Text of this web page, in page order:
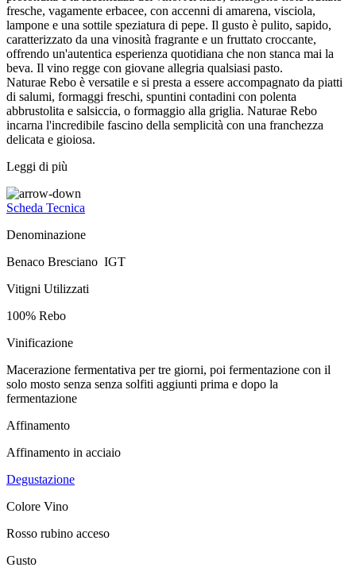
fresche, vagamente erbacee, con accenni di amarena, visciola,
lampone e una sottile speziatura di pepe. Il gusto è pulito, sapido,
caratterizzato da una vinosità fragrante e un fruttato croccante,
offrendo un'autentica esperienza quotidiana che non stanca mai la
beva. Il vino regge con giovane allegria qualsiasi pasto.
Naturae Rebo è versatile e si presta a essere accompagnato da piatti
di salumi, formaggi freschi, spuntini contadini con polenta
abbrustolita e salsiccia, o formaggio alla griglia. Naturae Rebo
incarna l'incredibile fascino della semplicità con una franchezza
delicata e gioiosa.
Leggi di più
Scheda Tecnica
Denominazione
Benaco Bresciano IGT
Vitigni Utilizzati
100% Rebo
Vinificazione
Macerazione fermentativa per tre giorni, poi fermentazione con il
solo mosto senza senza solfiti aggiunti prima e dopo la
fermentazione
Affinamento
Affinamento in acciaio
Degustazione
Colore Vino
Rosso rubino acceso
Gusto